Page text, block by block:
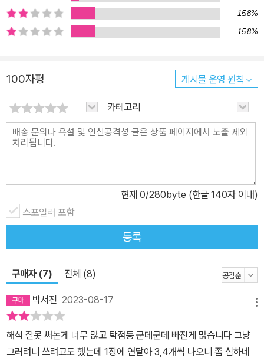
15.8%
15.8%
100자평 게시물 운영 원칙
카테고리
현재 0/280byte (한글 140자 이내)
스포일러 포함
등록
구매자 (7) 전체 (8)
박서진 2023-08-17
해석 잘못 써논게 너무 많고 탁점등 군데군데 빠진게 많습니다 그냥
그러려니 쓰려고도 했는데 1장에 연달아 3,4개씩 나오니 좀 심하네